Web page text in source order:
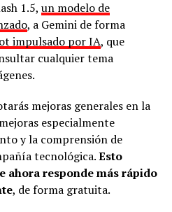
1.5, un modelo de
, a Gemini de forma
impulsado por IA, que
cualquier tema
mejoras generales en la
especialmente
y la comprensión de
tecnológica.Esto
ahora responde más rápido
, de forma gratuita.